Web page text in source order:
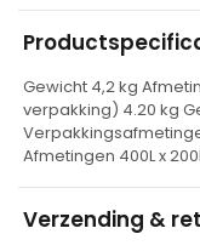
a
t
v
e
Gewicht 4,2 kg
verpakking) 4.20 kg
Afmetingen 400L x
Verzending &